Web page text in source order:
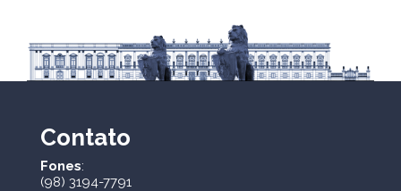
Contato
Fones:
(98) 3194-7791